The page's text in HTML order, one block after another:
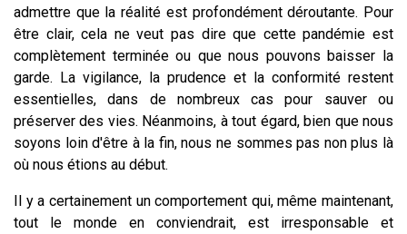
admettre que la réalité est profondément déroutante. Pour
être clair, cela ne veut pas dire que cette pandémie est
complètement terminée ou que nous pouvons baisser la
garde. La vigilance, la prudence et la conformité restent
essentielles, dans de nombreux cas pour sauver ou
préserver des vies. Néanmoins, à tout égard, bien que nous
soyons loin d'être à la fin, nous ne sommes pas non plus là
où nous étions au début.
Il y a certainement un comportement qui, même maintenant,
tout le monde en conviendrait, est irresponsable et